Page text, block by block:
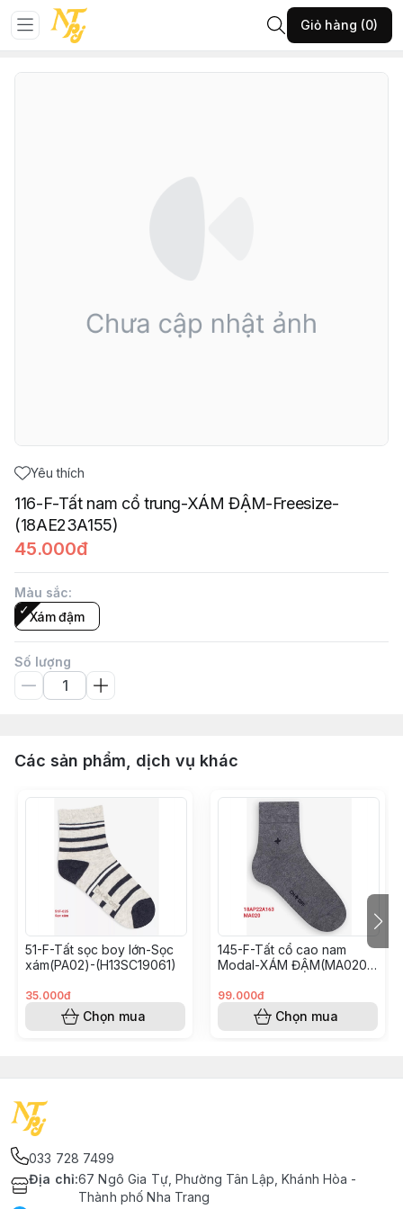
Giỏ hàng (0)
Trang chủ
116-F-Tất nam cổ trung-XÁM ĐẬM-Freesize-(18AE23A155)
Yêu thích
116-F-Tất nam cổ trung-XÁM ĐẬM-Freesize-
(18AE23A155)
45.000đ
Màu sắc:
Xám đậm
Số lượng
Các sản phẩm, dịch vụ khác
51-F-Tất sọc boy lớn-Sọc
xám(PA02)-(H13SC19061)
35.000đ
Chọn mua
145-F-Tất cổ cao nam
Modal-XÁM ĐẬM(MA020)-
99.000đ
Chọn mua
033 728 7499
Địa chỉ:67 Ngô Gia Tự, Phường Tân Lập, Khánh Hòa -
Thành phố Nha Trang